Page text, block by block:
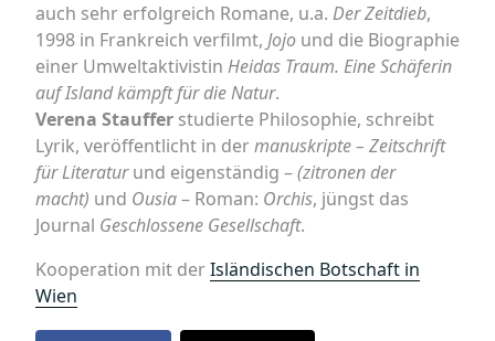
auch sehr erfolgreich Romane, u.a. Der Zeitdieb,
1998 in Frankreich verfilmt, Jojo und die Biographie
einer Umweltaktivistin Heidas Traum. Eine Schäferin
auf Island kämpft für die Natur.
Verena Stauffer studierte Philosophie, schreibt
Lyrik, veröffentlicht in dermanuskripte – Zeitschrift
für Literaturund eigenständig –(zitronen der
macht) und Ousia– Roman: Orchis, jüngst das
Journal Geschlossene Gesellschaft.
Kooperation mit derIsländischen Botschaft in
Wien